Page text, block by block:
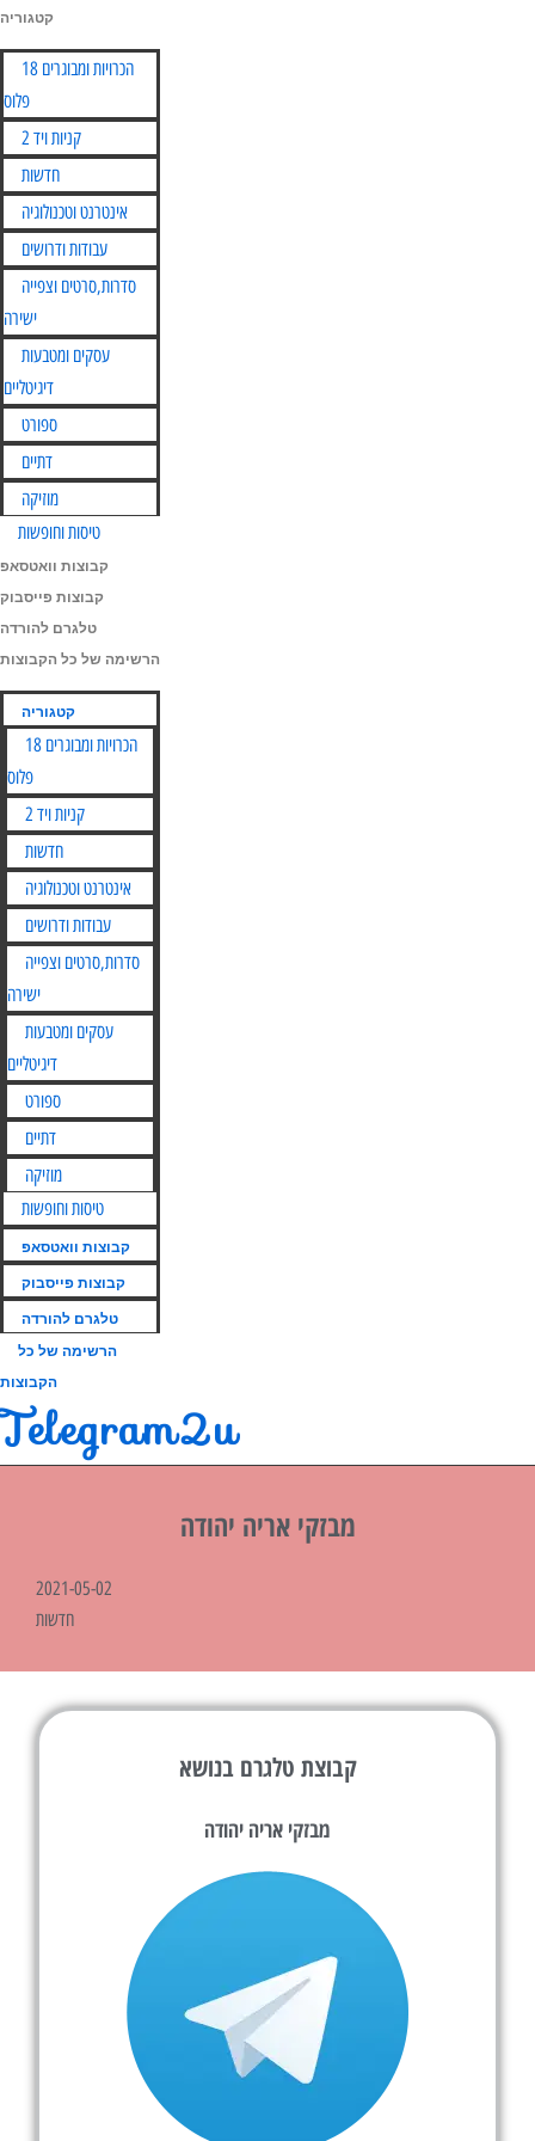
Skip
to
content
קטגוריה
הכרויות ומבוגרים 18
פלוס
קניות ויד 2
חדשות
אינטרנט וטכנולוגיה
עבודות ודרושים
סדרות,סרטים וצפייה
ישירה
עסקים ומטבעות
דיגיטליים
ספורט
דתיים
מוזיקה
טיסות וחופשות
קבוצות וואטסאפ
קבוצות פייסבוק
טלגרם להורדה
הרשימה של כל הקבוצות
קטגוריה
הכרויות ומבוגרים 18
פלוס
קניות ויד 2
חדשות
אינטרנט וטכנולוגיה
עבודות ודרושים
סדרות,סרטים וצפייה
ישירה
עסקים ומטבעות
דיגיטליים
ספורט
דתיים
מוזיקה
טיסות וחופשות
קבוצות וואטסאפ
קבוצות פייסבוק
טלגרם להורדה
הרשימה של כל
הקבוצות
Telegram2u
מבזקי אריה יהודה
2021-05-02
חדשות
קבוצת טלגרם בנושא
מבזקי אריה יהודה